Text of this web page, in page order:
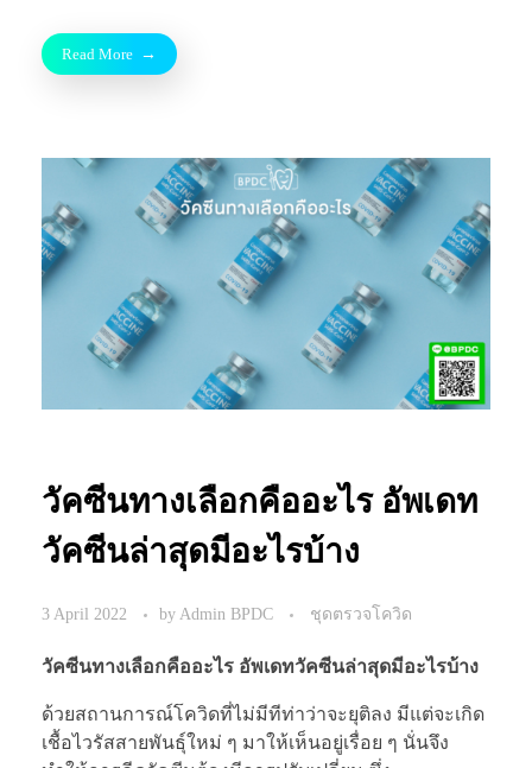
Read More
วัคซีนทางเลือกคืออะไร อัพเดท
วัคซีนล่าสุดมีอะไรบ้าง
3 April 2022 by Admin BPDC ชุดตรวจโควิด
วัคซีนทางเลือกคืออะไร อัพเดทวัคซีนล่าสุดมีอะไรบ้าง
ด้วยสถานการณ์โควิดที่ไม่มีทีท่าว่าจะยุติลง มีแต่จะเกิด
เชื้อไวรัสสายพันธุ์ใหม่ ๆ มาให้เห็นอยู่เรื่อย ๆ นั่นจึง